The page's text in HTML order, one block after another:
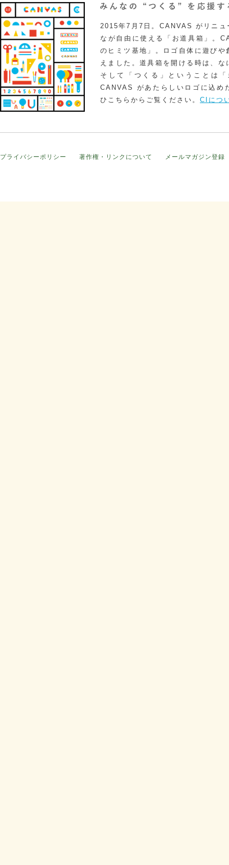
2015年7月7日。CANVAS がリニュ
なが自由に使える「お道具箱」。
のヒミツ基地」。ロゴ自体に遊び
えました。道具箱を開ける時は、
そして「つくる」ということは
CANVAS があたらしいロゴに込め
ひこちらからご覧ください。 CIにつ
プライバシーポリシー 著作権・リンクについて メールマガジン登録